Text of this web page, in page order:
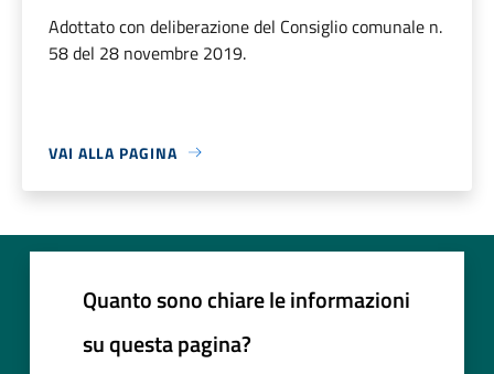
Adottato con deliberazione del Consiglio comunale n.
58 del 28 novembre 2019.
VAI ALLA PAGINA
Quanto sono chiare le informazioni
su questa pagina?